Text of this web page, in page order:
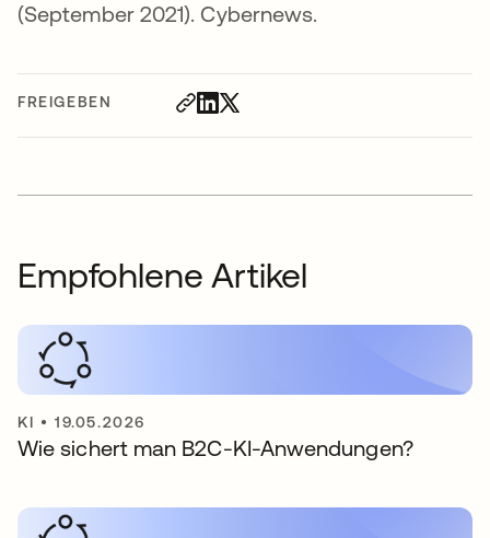
FREIGEBEN
(September 2021). Cybernews.
Empfohlene Artikel
KI •19.05.2026
Wie sichert man B2C-KI-Anwendungen?